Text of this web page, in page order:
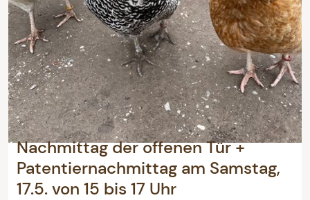
Nachmittag der offenen Tür +
Patentiernachmittag am Samstag,
17.5. von 15 bis 17 Uhr